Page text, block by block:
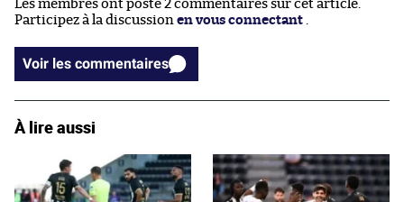
Les membres ont posté 2 commentaires sur cet article.
Participez à la discussion en vous connectant
Voir les commentaires
À lire aussi